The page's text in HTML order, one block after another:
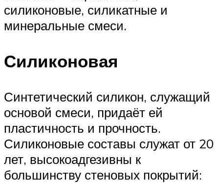
силиконовые, силикатные и
минеральные смеси.
Силиконовая
Синтетический силикон, служащий
основой смеси, придаёт ей
пластичность и прочность.
Силиконовые составы служат от 20
лет, высокоадгезивны к
большинству стеновых покрытий: